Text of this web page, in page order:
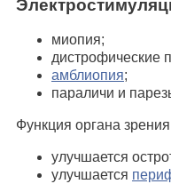
миопия;
дистрофические
амблиопия;
параличи и
Функция органа
улучшается
улучшается